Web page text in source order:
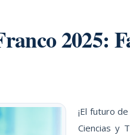
2025:
¡El futuro
Ciencias y